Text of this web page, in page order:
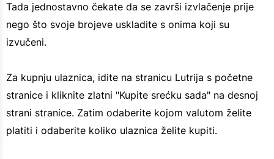
Tada jednostavno čekate da se završi izvlačenje prije
nego što svoje brojeve uskladite s onima koji su
izvučeni.
Za kupnju ulaznica, idite na stranicu Lutrija s početne
stranice i kliknite zlatni "Kupite srećku sada" na desnoj
strani stranice. Zatim odaberite kojom valutom želite
platiti i odaberite koliko ulaznica želite kupiti.